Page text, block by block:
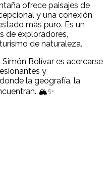
ofrece paisajes de
y una conexión
más puro. Es un
de exploradores,
de naturaleza.
Bolívar es acercarse
y
la geografía, la
🏔️✨